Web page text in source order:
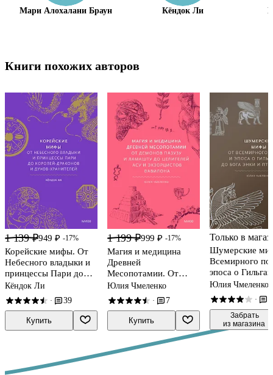
Мари Алохалани Браун Кёндок Ли
Книги похожих авторов
1 139 ₽949 ₽ -17%
Корейские мифы. От
Небесного владыки и
принцессы Пари до
королей-драконов и
духов-хранителей
Кёндок Ли
· 39
Купить
1 199 ₽999 ₽ -17%
Магия и медицина
Древней
Месопотамии. От
демонов Пазузу и
Ламашту до целителей
асу и экзорцистов
Вавилона
Юлия Чмеленко
· 7
Купить
Только в
Шумерские
Всемирного
эпоса о
бога Энки и
Анзуд
Юлия Чмеленко
·
Забрать
из магазина